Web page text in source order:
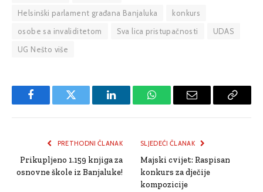
Helsinški parlament građana Banjaluka
konkurs
osobe sa invaliditetom
Sva lica pristupačnosti
UDAS
UG Nešto više
FacebookTwitter LinkedInWhatsAppEmail
Copy
PRETHODNI ČLANAK
Prikupljeno 1.159 knjiga za
osnovne škole iz Banjaluke!
SLJEDEĆI ČLANAK
Majski cvijet: Raspisan
konkurs za dječije
kompozicije